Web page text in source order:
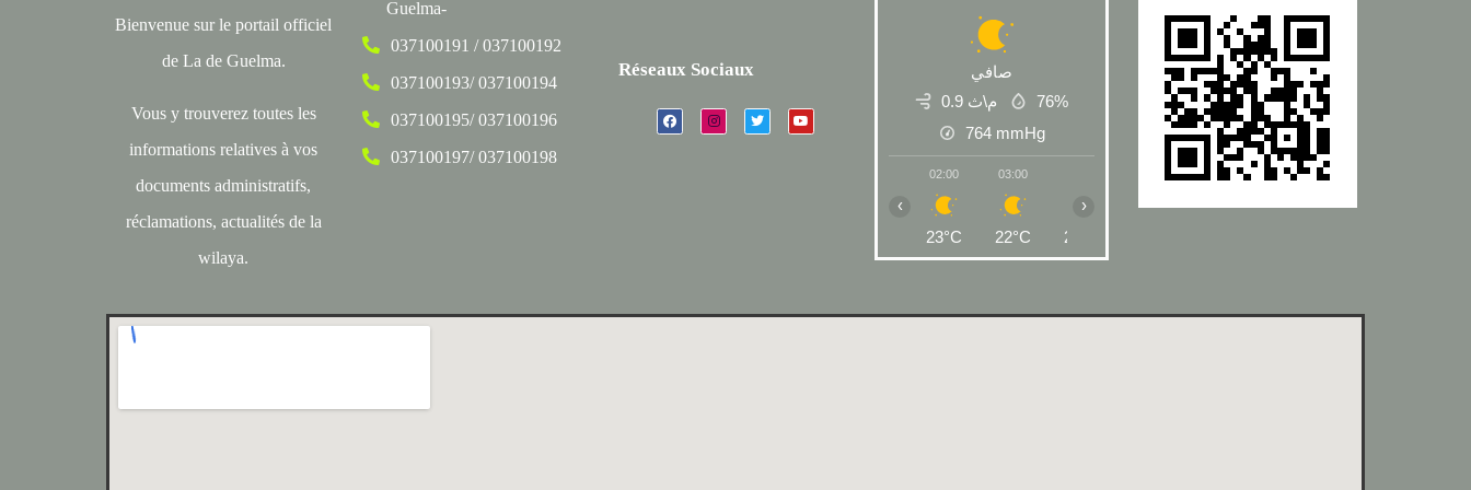
Bienvenue sur le portail officiel
de La de Guelma.
Vous y trouverez toutes les
informations relatives à vos
documents administratifs,
réclamations, actualités de la
wilaya.
Guelma-
037100191 / 037100192
037100193/ 037100194
037100195/ 037100196
037100197/ 037100198
Réseaux Sociaux
صافي
0.9 م\ث
76%
764 mmHg
02:00
23°C
03:00
22°C 22°C
07:00
‹ ›